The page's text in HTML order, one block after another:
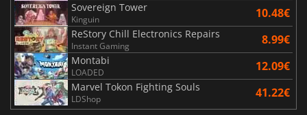
Sovereign Tower
Kinguin 10.48€
ReStory Chill Electronics Repairs
Instant Gaming 8.99€
Montabi
LOADED 12.09€
Marvel Tokon Fighting Souls
LDShop 41.22€